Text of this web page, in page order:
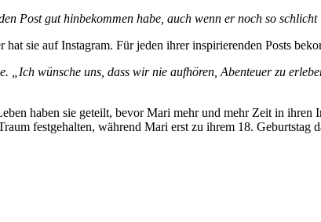
Post gut hinbekommen habe, auch wenn er noch so
sie auf Instagram. Für jeden ihrer inspirierenden Posts
„Ich wünsche uns, dass wir nie aufhören, Abenteuer zu
haben sie geteilt, bevor Mari mehr und mehr Zeit in ihren
festgehalten, während Mari erst zu ihrem 18. Geburtstag